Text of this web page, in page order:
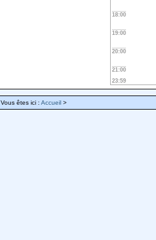
18:00
19:00
20:00
21:00
23:59
Vous êtes ici : Accueil >